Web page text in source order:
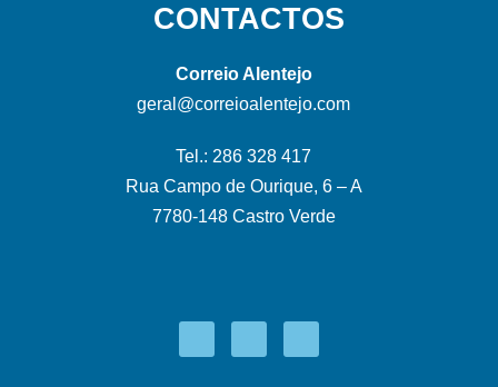
CONTACTOS
Correio Alentejo
geral@correioalentejo.com
Tel.: 286 328 417
Rua Campo de Ourique, 6 – A
7780-148 Castro Verde